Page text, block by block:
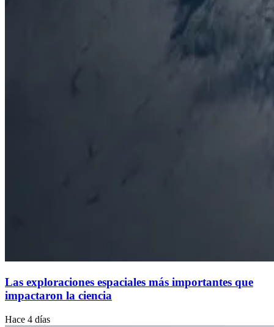
Las exploraciones espaciales más importantes que
impactaron la ciencia
Hace 4 días